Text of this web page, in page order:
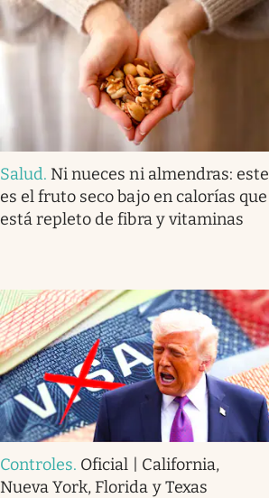
Salud. Ni nueces ni almendras: este
es el fruto seco bajo en calorías que
está repleto de fibra y vitaminas
Controles. Oficial | California,
Nueva York, Florida y Texas